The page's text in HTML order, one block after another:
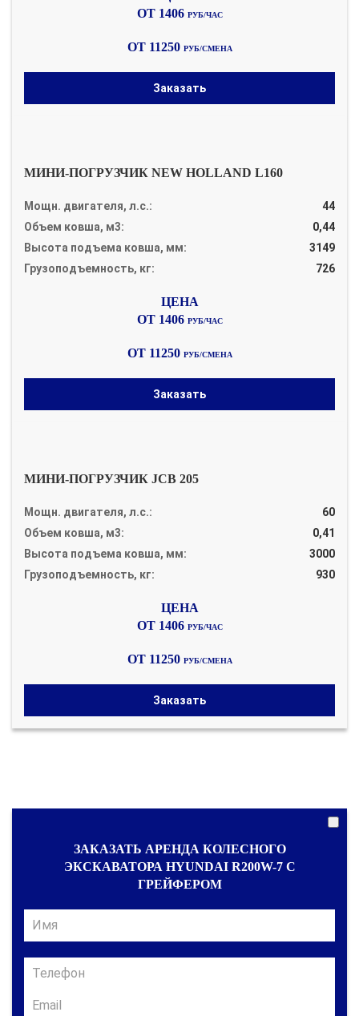
ОТ 1406 РУБ/ЧАС
ОТ 11250 РУБ/СМЕНА
Заказать
МИНИ-ПОГРУЗЧИК NEW HOLLAND L160
Мощн. двигателя, л.с.:
44
Объем ковша, м3:
0,44
Высота подъема ковша, мм:
3149
Грузоподъемность, кг:
726
ОТ 1406 РУБ/ЧАС
ОТ 11250 РУБ/СМЕНА
Заказать
МИНИ-ПОГРУЗЧИК JCB 205
Мощн. двигателя, л.с.:
60
Объем ковша, м3:
0,41
Высота подъема ковша, мм:
3000
Грузоподъемность, кг:
930
ОТ 1406 РУБ/ЧАС
ОТ 11250 РУБ/СМЕНА
Заказать
ЗАКАЗАТЬ АРЕНДА КОЛЕСНОГО
ЭКСКАВАТОРА HYUNDAI R200W-7 С
ГРЕЙФЕРОМ